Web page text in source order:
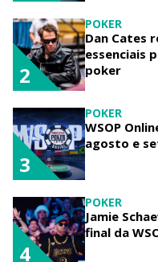
POKER
Dan Cates
essenciais
poker
2
POKER
WSOP
agosto e
3
POKER
Jamie
final da
4